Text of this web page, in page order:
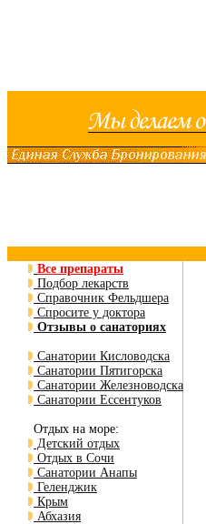
Все препараты
Подбор лекарств
Справочник Фельдшера
Спросите у доктора
Отзывы о санаториях
Санатории Кисловодска
Санатории Пятигорска
Санатории Железноводска
Санатории Ессентуков
Отдых на море:
Детский отдых
Отдых в Сочи
Санатории Анапы
Геленджик
Крым
Абхазия